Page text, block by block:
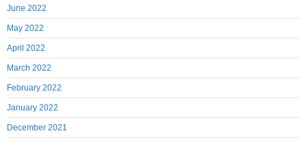
June 2022
May 2022
April 2022
March 2022
February 2022
January 2022
December 2021